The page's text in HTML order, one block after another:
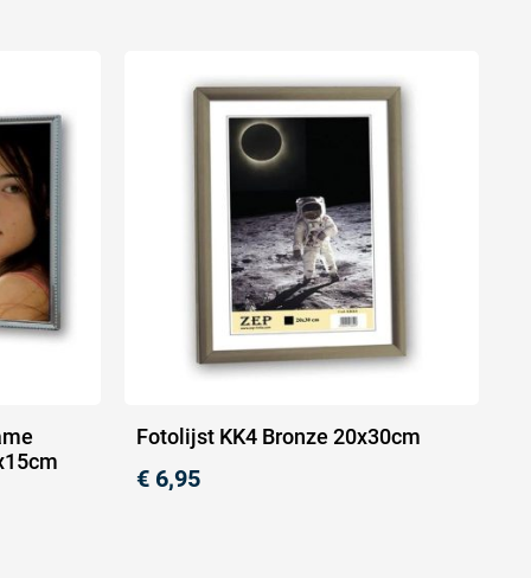
Fotolijst KK4 Bronze 20x30cm
€ 6,95